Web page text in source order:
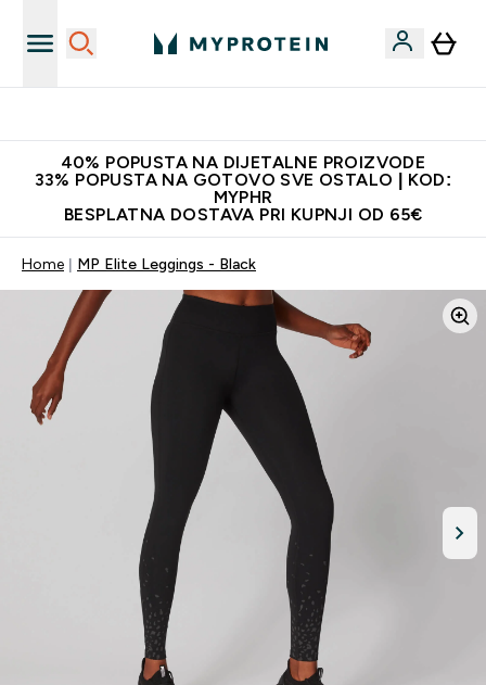
40% POPUSTA NA DIJETALNE PROIZVODE
33% POPUSTA NA GOTOVO SVE OSTALO | KOD:
MYPHR
BESPLATNA DOSTAVA PRI KUPNJI OD 65€
Home MP Elite Leggings - Black